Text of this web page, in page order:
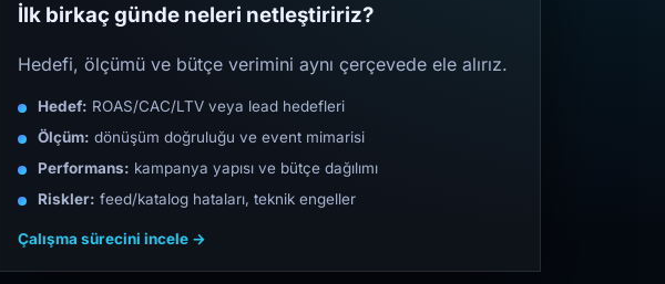
İlk birkaç günde neleri netleştiririz?
Hedefi, ölçümü ve bütçe verimini aynı çerçevede ele alırız.
Hedef: ROAS/CAC/LTV veya lead hedefleri
Ölçüm: dönüşüm doğruluğu ve event mimarisi
Performans: kampanya yapısı ve bütçe dağılımı
Riskler: feed/katalog hataları, teknik engeller
Çalışma sürecini incele →